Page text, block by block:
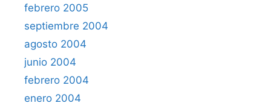
febrero 2005
septiembre 2004
agosto 2004
junio 2004
febrero 2004
enero 2004